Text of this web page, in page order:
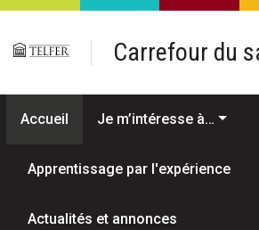
Passer au contenu principal
Carrefour du
Accueil Je m’intéresse à…
Apprentissage par l'expérience
Actualités et annonces